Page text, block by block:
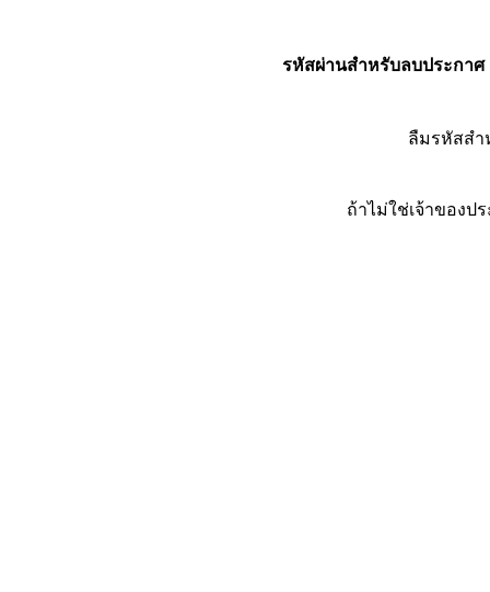
รหัสผ่านสำหรับลบประกาศ
ลืมรหัสส
ถ้าไม่ใช่เจ้าของป